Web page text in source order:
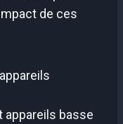
de ces
appareils basse